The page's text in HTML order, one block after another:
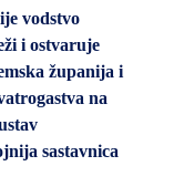
vodstvo
i ostvaruje
županija i
na
sastavnica